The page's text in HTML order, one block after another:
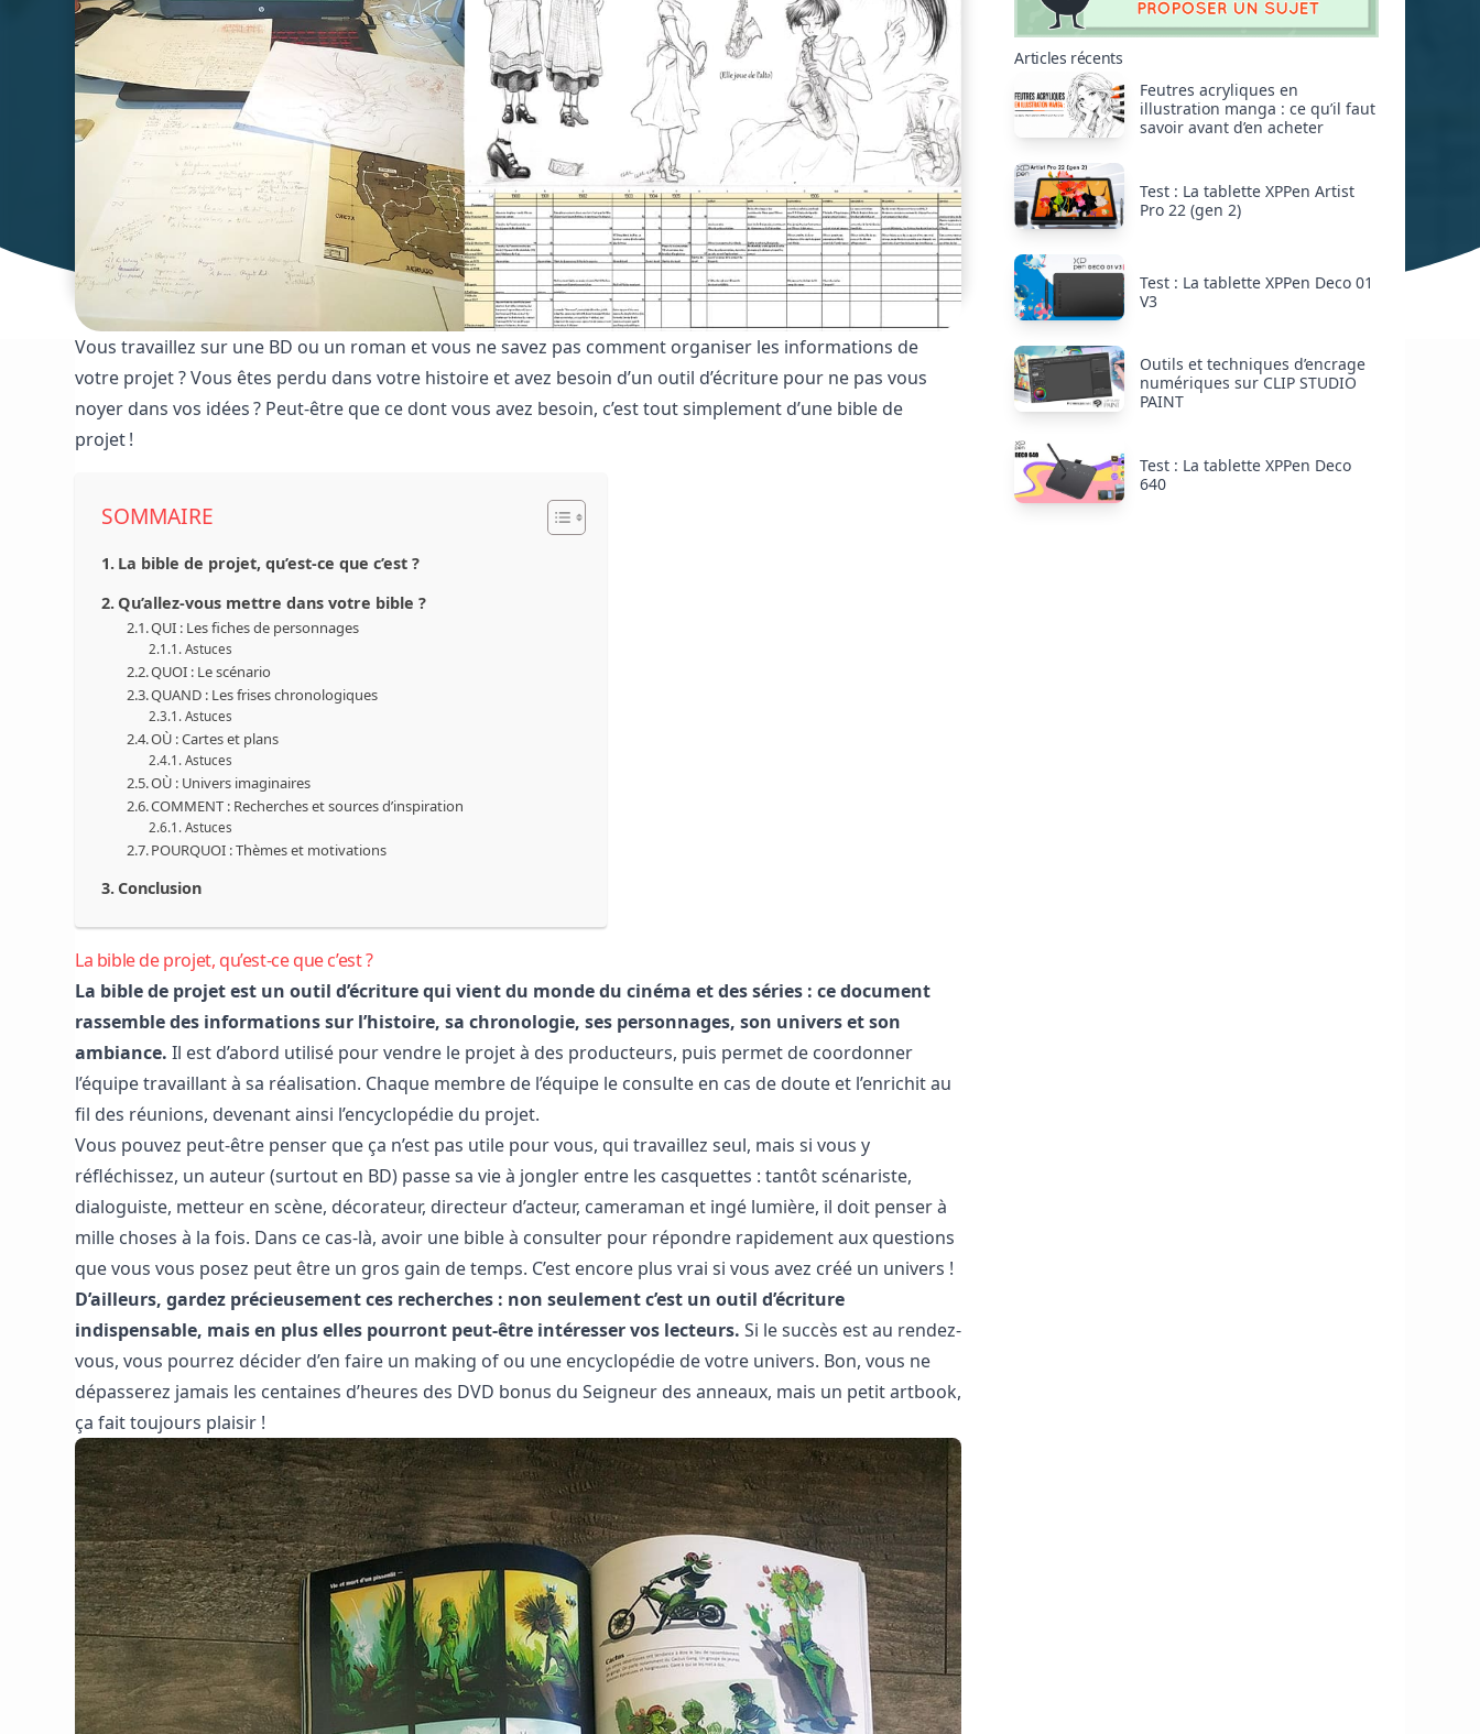
Vous travaillez sur une BD ou un roman et vous ne savez pas comment organiser les informations de
votre projet ? Vous êtes perdu dans votre histoire et avez besoin d’un outil d’écriture pour ne pas vous
noyer dans vos idées ? Peut-être que ce dont vous avez besoin, c’est tout simplement d’une bible de
projet !
SOMMAIRE
La bible de projet, qu’est-ce que c’est ?
Qu’allez-vous mettre dans votre bible ?
QUI : Les fiches de personnages
Astuces
QUOI : Le scénario
QUAND : Les frises chronologiques
Astuces
OÙ : Cartes et plans
Astuces
OÙ : Univers imaginaires
COMMENT : Recherches et sources d’inspiration
Astuces
POURQUOI : Thèmes et motivations
Conclusion
La bible de projet, qu’est-ce que c’est ?
La bible de projet est un outil d’écriture qui vient du monde du cinéma et des séries : ce document
rassemble des informations sur l’histoire, sa chronologie, ses personnages, son univers et son
ambiance. Il est d’abord utilisé pour vendre le projet à des producteurs, puis permet de coordonner
l’équipe travaillant à sa réalisation. Chaque membre de l’équipe le consulte en cas de doute et l’enrichit au
fil des réunions, devenant ainsi l’encyclopédie du projet.
Vous pouvez peut-être penser que ça n’est pas utile pour vous, qui travaillez seul, mais si vous y
réfléchissez, un auteur (surtout en BD) passe sa vie à jongler entre les casquettes : tantôt scénariste,
dialoguiste, metteur en scène, décorateur, directeur d’acteur, cameraman et ingé lumière, il doit penser à
mille choses à la fois. Dans ce cas-là, avoir une bible à consulter pour répondre rapidement aux questions
que vous vous posez peut être un gros gain de temps. C’est encore plus vrai si vous avez créé un univers !
D’ailleurs, gardez précieusement ces recherches : non seulement c’est un outil d’écriture
indispensable, mais en plus elles pourront peut-être intéresser vos lecteurs. Si le succès est au rendez-
vous, vous pourrez décider d’en faire un making of ou une encyclopédie de votre univers. Bon, vous ne
dépasserez jamais les centaines d’heures des DVD bonus du Seigneur des anneaux, mais un petit artbook,
ça fait toujours plaisir !
Articles récents
Feutres acryliques en
illustration manga : ce qu’il faut
savoir avant d’en acheter
Test : La tablette XPPen Artist
Pro 22 (gen 2)
Test : La tablette XPPen Deco 01
V3
Outils et techniques d’encrage
numériques sur CLIP STUDIO
PAINT
Test : La tablette XPPen Deco
640